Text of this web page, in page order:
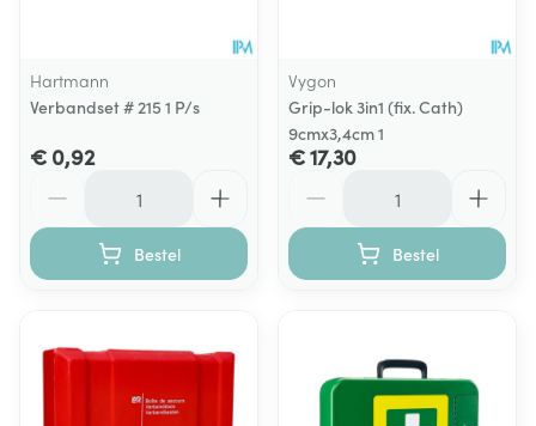
Hartmann
Verbandset # 215 1 P/s
€ 0,92
Bestel
Vygon
Grip-lok 3in1 (fix. Cath)
9cmx3,4cm 1
€ 17,30
Bestel